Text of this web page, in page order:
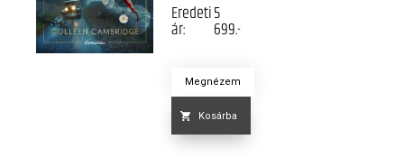
Eredeti
ár:
5
699.-
Megnézem
Kosárba